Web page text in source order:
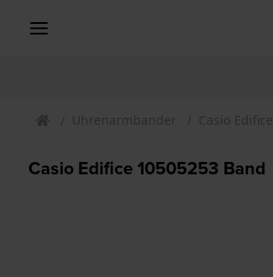
Uhrenarmbander Casio Edifice
Casio Edifice 10505253 Band